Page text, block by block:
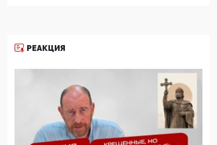
11:53, 09 Июня 2026
деятельность ИИТО ЮНЕСКО в России, но
цифроглобалисты продолжают определять
повестку в образовании
09:43, 01 Июня 2026
5G за счет здоровья граждан: Минцифры намерено
отобрать у регионов и муниципалитетов право
защищать жилые дома и социальные объекты от
РЕАКЦИЯ